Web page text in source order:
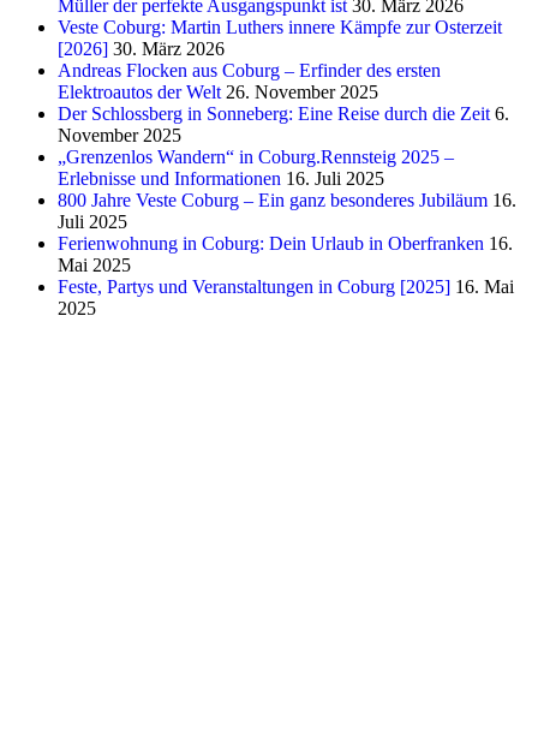
Müller der perfekte Ausgangspunkt ist 30. März 2026
Veste Coburg: Martin Luthers innere Kämpfe zur Osterzeit
[2026] 30. März 2026
Andreas Flocken aus Coburg – Erfinder des ersten
Elektroautos der Welt 26. November 2025
Der Schlossberg in Sonneberg: Eine Reise durch die Zeit 6.
November 2025
„Grenzenlos Wandern“ in Coburg.Rennsteig 2025 –
Erlebnisse und Informationen 16. Juli 2025
800 Jahre Veste Coburg – Ein ganz besonderes Jubiläum 16.
Juli 2025
Ferienwohnung in Coburg: Dein Urlaub in Oberfranken 16.
Mai 2025
Feste, Partys und Veranstaltungen in Coburg [2025] 16. Mai
2025